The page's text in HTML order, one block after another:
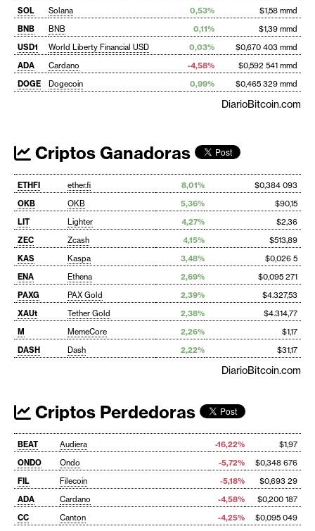
SOL
Solana 0,53%
$1,58 mmd
BNB
BNB 0,11%
$1,39 mmd
USD1
World Liberty Financial USD 0,03%
$0,670 403 mmd
ADA
Cardano -4,58%
$0,592 541 mmd
DOGE
Dogecoin 0,99% $0,465 329 mmd
DiarioBitcoin.com
Criptos Ganadoras
ETHFI ether.fi 8,01%
$0,384 093
OKB
OKB 5,36%
$90,15
LIT
Lighter 4,27%
$2,36
ZEC
Zcash 4,15%
$513,89
KAS
Kaspa 3,48%
$0,026 5
ENA
Ethena 2,69%
$0,095 271
PAXG
PAX Gold 2,39%
$4.327,53
XAUt
Tether Gold 2,38%
$4.314,77
M
MemeCore 2,26%
$1,17
DASH
Dash 2,22% $31,17
DiarioBitcoin.com
Criptos Perdedoras
BEAT Audiera -16,22%
$1,97
ONDO
Ondo -5,72%
$0,348 676
FIL
Filecoin -5,18%
$0,693 29
ADA
Cardano -4,58%
$0,200 187
CC
Canton -4,25%
$0,095 049